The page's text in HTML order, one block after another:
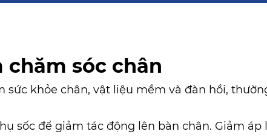
chăm sóc chân
sức khỏe chân, vật liệu mềm và đàn hồi,
sốc để giảm tác động lên bàn chân. Giảm